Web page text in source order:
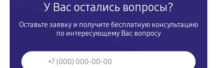
У Вас остались вопросы?
Оставьте заявку и получите бесплатную консультацию
по интересующему Вас вопросу